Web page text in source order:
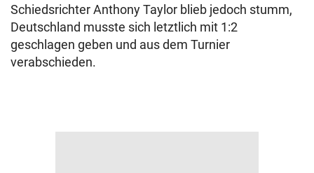
Schiedsrichter Anthony Taylor blieb jedoch stumm,
Deutschland musste sich letztlich mit 1:2
geschlagen geben und aus dem Turnier
verabschieden.